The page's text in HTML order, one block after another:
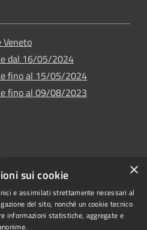
dal 16/05/2024
fino al 15/05/2024
fino al 09/08/2023
Copyright © 2024
×
sui cookie
e assimilati strettamente necessari al
del sito, nonché un cookie tecnico
informazioni statistiche, aggregate e